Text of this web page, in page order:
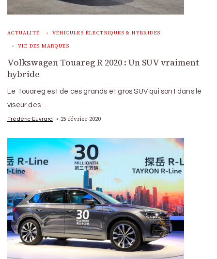
ACTUALITÉ VÉHICULES ÉLECTRIQUES & HYBRIDES
VIE DES MARQUES
Volkswagen Touareg R 2020 : Un SUV vraiment
hybride
Le Touareg est de ces grands et gros SUV qui sont dans le
viseur des …
Frédéric Euvrard 25 février 2020